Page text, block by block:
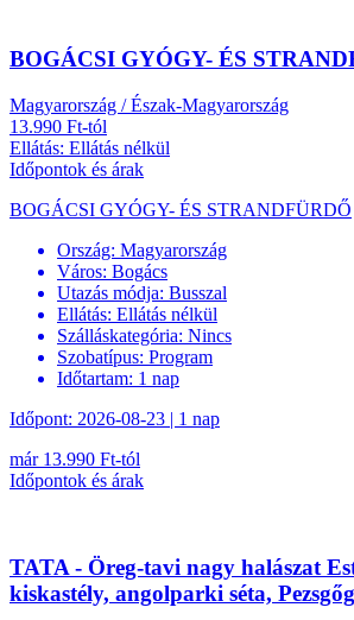
BOGÁCSI GYÓGY- ÉS
Magyarország / Észak-Magyarország
13.990 Ft-tól
Ellátás: Ellátás nélkül
Időpontok és árak
BOGÁCSI GYÓGY- ÉS STRANDFÜRDŐ
Ország: Magyarország
Város: Bogács
Utazás módja: Busszal
Ellátás: Ellátás nélkül
Szálláskategória: Nincs
Szobatípus: Program
Időtartam: 1 nap
Időpont: 2026-08-23 | 1 nap
már 13.990 Ft-tól
Időpontok és árak
TATA - Öreg-tavi nagy halászat
kiskastély, angolparki séta,